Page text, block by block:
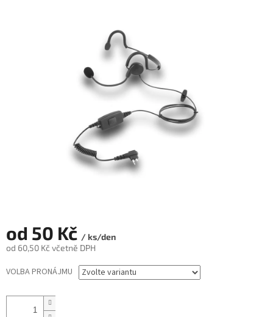
od 50 Kč / ks/den
od 60,50 Kč včetně DPH
cena:
VOLBA PRONÁJMU